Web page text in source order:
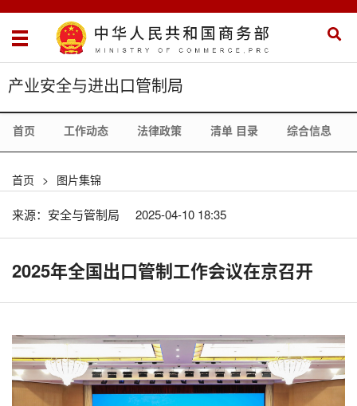
产业安全与进出口管制局
首页 工作动态 法律政策 清单 目录 综合信息
首页 > 图片集锦
来源：安全与管制局 2025-04-10 18:35
2025年全国出口管制工作会议在京召开